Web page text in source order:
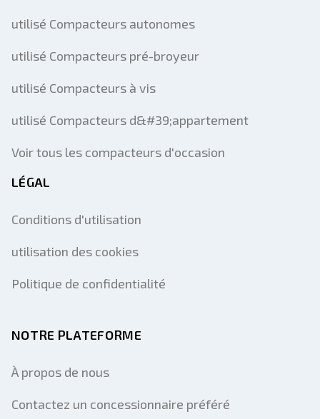
utilisé Compacteurs autonomes
utilisé Compacteurs pré-broyeur
utilisé Compacteurs à vis
utilisé Compacteurs d&#39;appartement
Voir tous les compacteurs d'occasion
LÉGAL
Conditions d'utilisation
utilisation des cookies
Politique de confidentialité
NOTRE PLATEFORME
À propos de nous
Contactez un concessionnaire préféré